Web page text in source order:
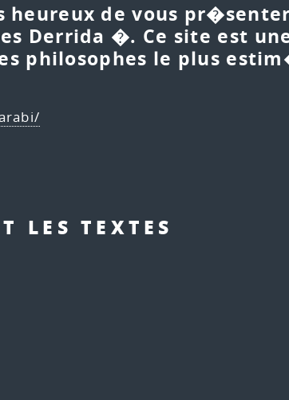
heureux de vous
Derrida �. Ce site est
philosophes le plus
LES TEXTES